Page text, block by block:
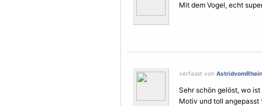
Mit dem Vogel, echt
verfasst von AstridvomRhein
Sehr schön gelöst, wo
Motiv und toll angepasst